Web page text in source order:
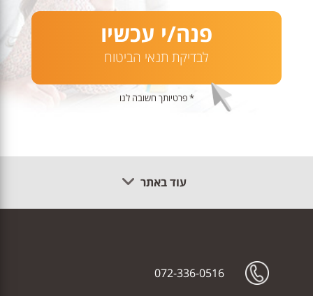
פנה/י עכשיו
לבדיקת תנאי הביטוח
* פרטיותך חשובה לנו
עוד באתר
072-336-0516